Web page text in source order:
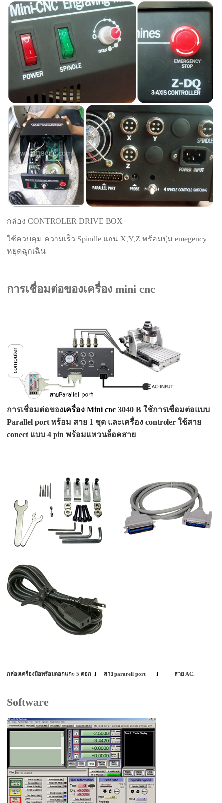
กล่อง CONTROLER DRIVE BOX
ใช้ควบคุม ความเร็ว Spindle แกน X,Y,Z พร้อมปุ่ม emegency
หยุดฉุกเฉิน
การเชื่อมต่อของเครื่อง mini cnc
การเชื่อมต่อของเครื่อง Mini cnc 3040 B ใช้การเชื่อมต่อแบบ
Parallel port พร้อม สาย 1 ชุด และเครื่อง controler ใช้สาย
conect แบบ 4 pin พร้อมแหวนล็อคสาย
กล่องเครื่องมือพร้อมดอกแกะ 5 ดอก I สาย pararell port I สาย AC.
Software